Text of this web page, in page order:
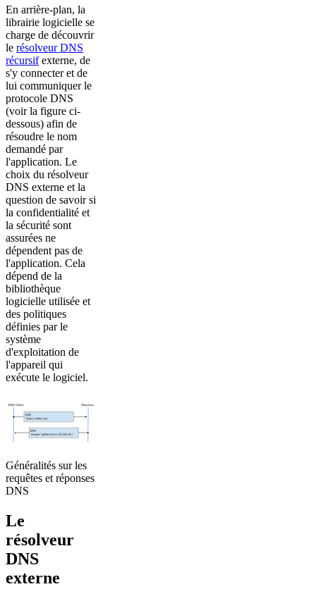
En arrière-plan, la
librairie logicielle se
charge de découvrir
le résolveur DNS
récursifexterne, de
s'y connecter et de
lui communiquer le
protocole DNS
(voir la figure ci-
dessous) afin de
résoudre le nom
demandé par
l'application. Le
choix du résolveur
DNS externe et la
question de savoir si
la confidentialité et
la sécurité sont
assurées ne
dépendent pas de
l'application. Cela
dépend de la
bibliothèque
logicielle utilisée et
des politiques
définies par le
système
d'exploitation de
l'appareil qui
exécute le logiciel.
Généralités sur les
requêtes et réponses
DNS
Le
résolveur
DNS
externe